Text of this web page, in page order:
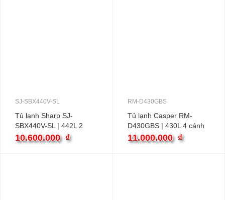
SJ-SBX440V-SL
Tủ lạnh Sharp SJ-
SBX440V-SL | 442L 2
cánh inverter
10.600.000 ₫
RM-D430GBS
Tủ lạnh Casper RM-
D430GBS | 430L 4 cánh
11.000.000 ₫